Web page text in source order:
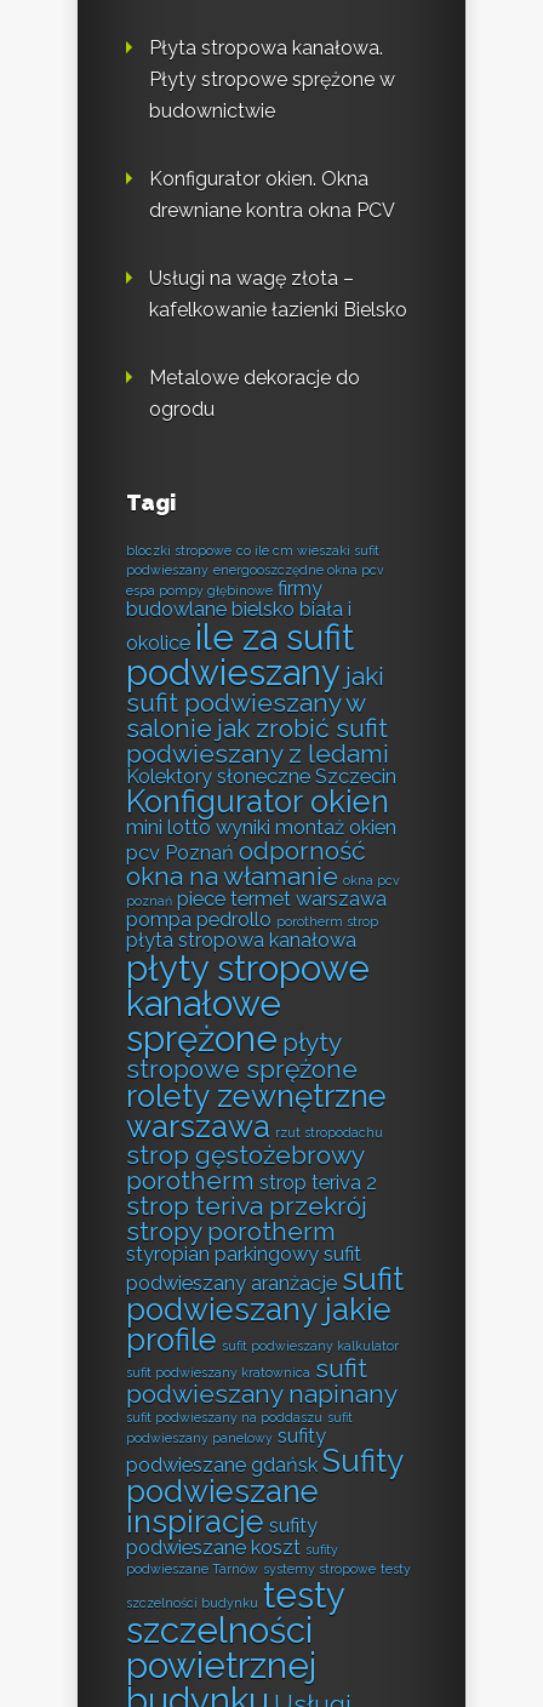
Płyta stropowa kanałowa.
Płyty stropowe sprężone w
budownictwie
Konfigurator okien. Okna
drewniane kontra okna PCV
Usługi na wagę złota –
kafelkowanie łazienki Bielsko
Metalowe dekoracje do
ogrodu
Tagi
bloczki stropowe co ile cm wieszaki sufit
podwieszany energooszczędne okna pcv
espa pompy głębinowe firmy
budowlane bielsko biała i
okolice ile za sufit
podwieszany jaki
sufit podwieszany w
salonie jak zrobić sufit
podwieszany z ledami
Kolektory słoneczne Szczecin
Konfigurator okien
mini lotto wyniki montaż okien
pcv Poznań odporność
okna na włamanie okna pcv
poznań piece termet warszawa
pompa pedrollo porotherm strop
płyta stropowa kanałowa
płyty stropowe
kanałowe
sprężone płyty
stropowe sprężone
rolety zewnętrzne
warszawa rzut stropodachu
strop gęstożebrowy
porotherm strop teriva 2
strop teriva przekrój
stropy porotherm
styropian parkingowy sufit
podwieszany aranżacje sufit
podwieszany jakie
profile sufit podwieszany kalkulator
sufit podwieszany kratownica sufit
podwieszany napinany
sufit podwieszany na poddaszu sufit
podwieszany panelowy sufity
podwieszane gdańsk Sufity
podwieszane
inspiracje sufity
podwieszane koszt sufity
podwieszane Tarnów systemy stropowe testy
szczelności budynku testy
szczelności
powietrznej